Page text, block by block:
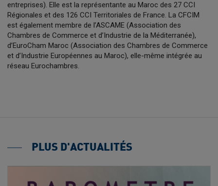
entreprises). Elle est la représentante au Maroc des 27 CCI
Régionales et des 126 CCI Territoriales de France. La CFCIM
est également membre de l’ASCAME (Association des
Chambres de Commerce et d’Industrie de la Méditerranée),
d’EuroCham Maroc (Association des Chambres de Commerce
et d’Industrie Européennes au Maroc), elle-même intégrée au
réseau Eurochambres.
PLUS D'ACTUALITÉS